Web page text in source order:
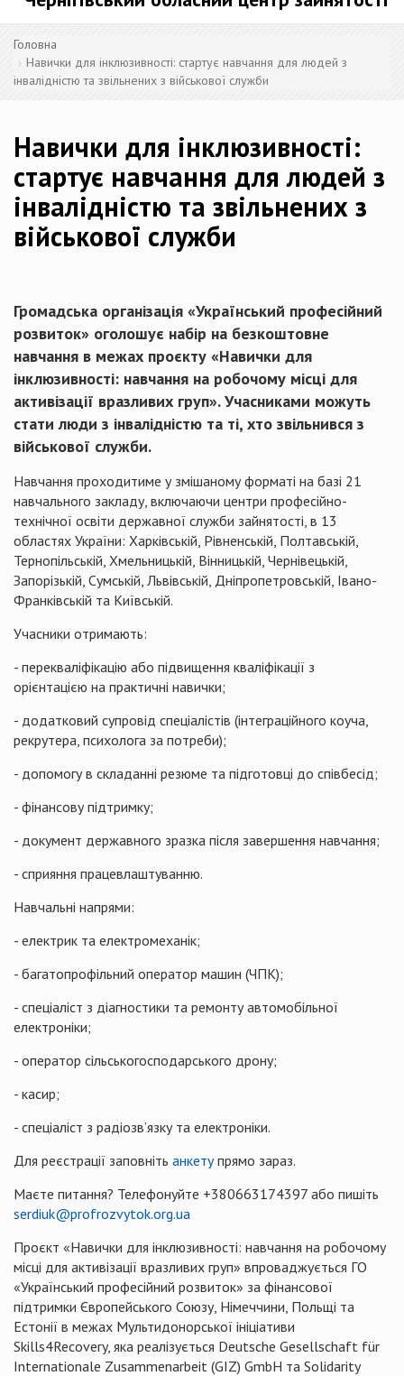
Головна
Навички для інклюзивності: стартує навчання для людей з
інвалідністю та звільнених з військової служби
Навички для інклюзивності:
стартує навчання для людей з
інвалідністю та звільнених з
військової служби
Громадська організація «Український професійний
розвиток» оголошує набір на безкоштовне
навчання в межах проєкту «Навички для
інклюзивності: навчання на робочому місці для
активізації вразливих груп». Учасниками можуть
стати люди з інвалідністю та ті, хто звільнився з
військової служби.
Навчання проходитиме у змішаному форматі на базі 21
навчального закладу, включаючи центри професійно-
технічної освіти державної служби зайнятості, в 13
областях України: Харківській, Рівненській, Полтавській,
Тернопільській, Хмельницькій, Вінницькій, Чернівецькій,
Запорізькій, Сумській, Львівській, Дніпропетровській, Івано-
Франківській та Київській.
Учасники отримають:
- перекваліфікацію або підвищення кваліфікації з
орієнтацією на практичні навички;
- додатковий супровід спеціалістів (інтеграційного коуча,
рекрутера, психолога за потреби);
- допомогу в складанні резюме та підготовці до співбесід;
- фінансову підтримку;
- документ державного зразка після завершення навчання;
- сприяння працевлаштуванню.
Навчальні напрями:
- електрик та електромеханік;
- багатопрофільний оператор машин (ЧПК);
- спеціаліст з діагностики та ремонту автомобільної
електроніки;
- оператор сільськогосподарського дрону;
- касир;
- спеціаліст з радіозв’язку та електроніки.
Для реєстрації заповніть анкетупрямо зараз.
Маєте питання? Телефонуйте +380663174397 або пишіть
serdiuk@profrozvytok.org.ua
Проєкт «Навички для інклюзивності: навчання на робочому
місці для активізації вразливих груп» впроваджується ГО
«Український професійний розвиток» за фінансової
підтримки Європейського Союзу, Німеччини, Польщі та
Естонії в межах Мультидонорської ініціативи
Skills4Recovery, яка реалізується Deutsche Gesellschaft für
Internationale Zusammenarbeit (GIZ) GmbH та Solidarity